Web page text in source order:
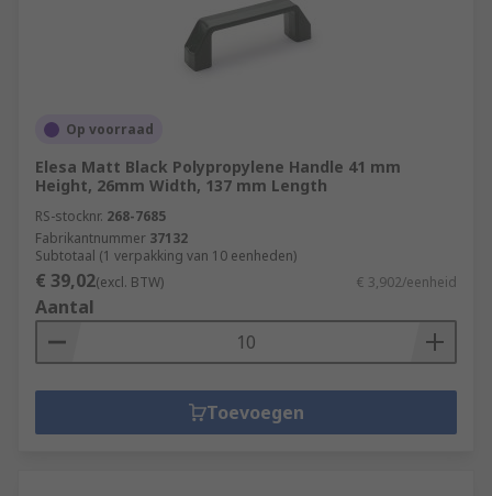
Op voorraad
Elesa Matt Black Polypropylene Handle 41 mm
Height, 26mm Width, 137 mm Length
RS-stocknr. 268-7685
Fabrikantnummer 37132
Subtotaal (1 verpakking van 10 eenheden)
€ 39,02(excl. BTW) € 3,902/eenheid
Aantal
Toevoegen